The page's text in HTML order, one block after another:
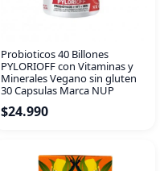
Probioticos 40 Billones
PYLORIOFF con Vitaminas y
Minerales Vegano sin gluten
30 Capsulas Marca NUP
$24.990